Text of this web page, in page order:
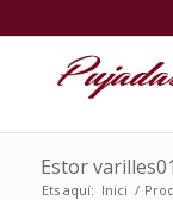
Estor varilles01
Ets aquí: Inici /